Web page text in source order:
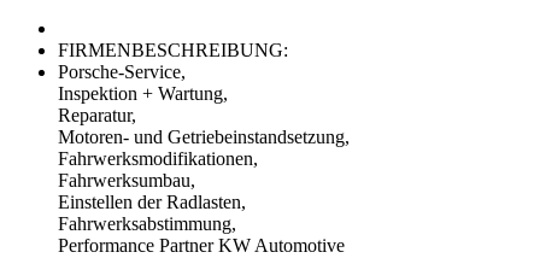
FIRMENBESCHREIBUNG:
Porsche-Service,
Inspektion + Wartung,
Reparatur,
Motoren- und Getriebeinstandsetzung,
Fahrwerksmodifikationen,
Fahrwerksumbau,
Einstellen der Radlasten,
Fahrwerksabstimmung,
Performance Partner KW Automotive